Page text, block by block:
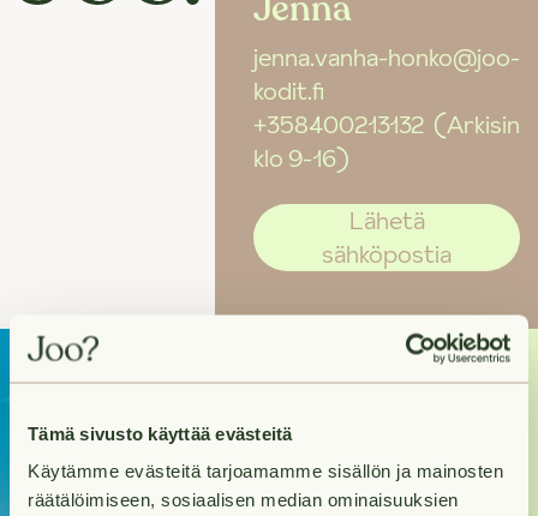
Tämä sivusto käyttää evästeitä
Käytämme evästeitä tarjoamamme sisällön ja mainosten
räätälöimiseen, sosiaalisen median ominaisuuksien
jenna.vanha-honko@joo-
kodit.fi
+358400213132 (Arkisin
klo 9-16)
Lähetä
sähköpostia
Kohti uutta
kotia?